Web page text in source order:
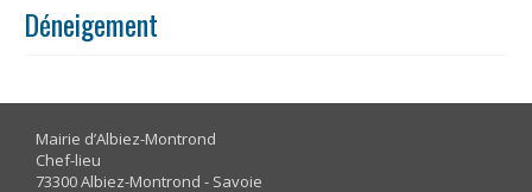
Déneigement
Mairie d’Albiez-Montrond
Chef-lieu
73300 Albiez-Montrond - Savoie